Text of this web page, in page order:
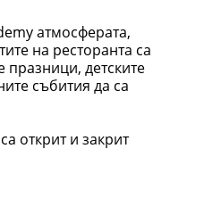
атмосферата,
на ресторанта са
празници, детските
събития да са
открит и закрит